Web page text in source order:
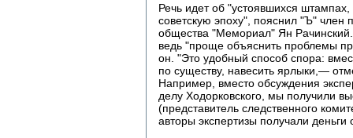
Речь идет об "устоявшихся
советскую эпоху", пояснил "Ъ" член
общества "Мемориал" Ян
ведь "проще объяснить проблемы
он. "Это удобный способ спора:
по существу, навесить ярлыки,—
Например, вместо обсуждения
делу Ходорковского, мы получили
(представитель следственного
авторы экспертизы получали